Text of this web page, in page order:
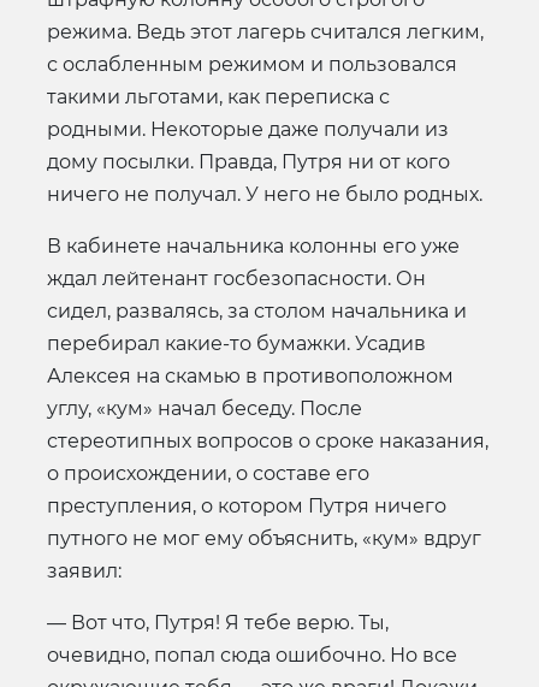
режима. Ведь этот лагерь считался легким,
с ослабленным режимом и пользовался
такими льготами, как переписка с
родными. Некоторые даже получали из
дому посылки. Правда, Путря ни от кого
ничего не получал. У него не было родных.
В кабинете начальника колонны его уже
ждал лейтенант госбезопасности. Он
сидел, развалясь, за столом начальника и
перебирал какие-то бумажки. Усадив
Алексея на скамью в противоположном
углу, «кум» начал беседу. После
стереотипных вопросов о сроке наказания,
о происхождении, о составе его
преступления, о котором Путря ничего
путного не мог ему объяснить, «кум» вдруг
заявил:
— Вот что, Путря! Я тебе верю. Ты,
очевидно, попал сюда ошибочно. Но все